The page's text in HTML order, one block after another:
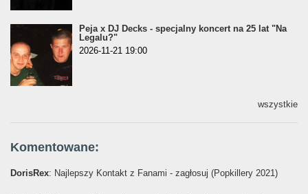
Peja x DJ Decks - specjalny koncert na 25 lat "Na
Legalu?"
2026-11-21 19:00
wszystkie
Komentowane:
DorisRex: Najlepszy Kontakt z Fanami - zagłosuj (Popkillery 2021)